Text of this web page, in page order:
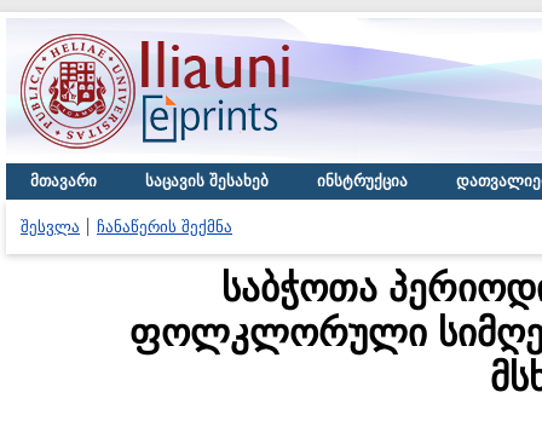
მთავარი საცავის შესახებ ინსტრუქცია
შესვლა ჩანაწერის შექმნა
საბჭოთა
ფოლკლორული